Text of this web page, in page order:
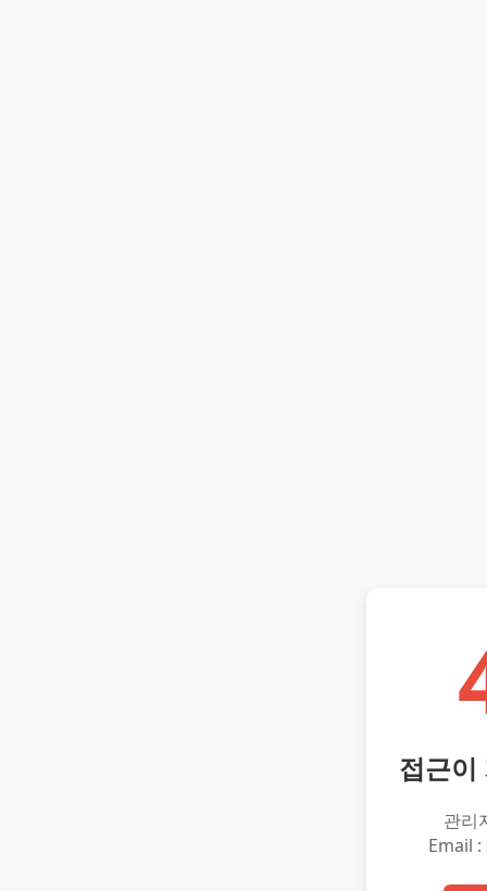
접근이
관리
Email